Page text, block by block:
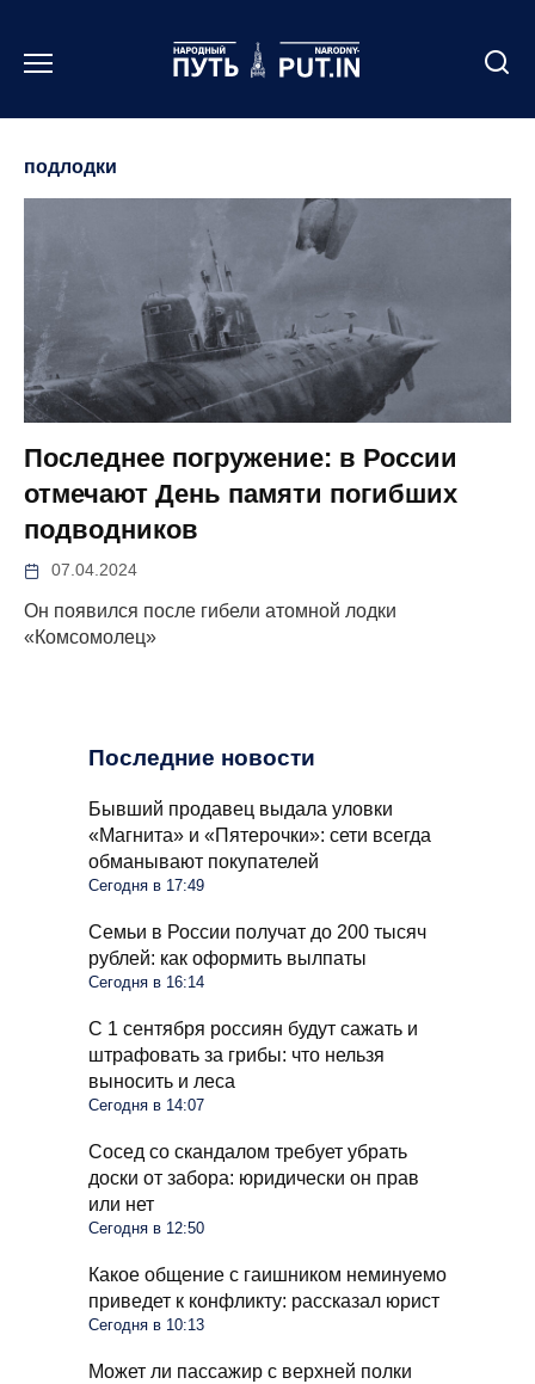
содержанию
подлодки
Последнее погружение: в России
отмечают День памяти погибших
подводников
07.04.2024
Он появился после гибели атомной лодки
«Комсомолец»
Последние новости
Бывший продавец выдала уловки
«Магнита» и «Пятерочки»: сети всегда
обманывают покупателей
Сегодня в 17:49
Семьи в России получат до 200 тысяч
рублей: как оформить вылпаты
Сегодня в 16:14
С 1 сентября россиян будут сажать и
штрафовать за грибы: что нельзя
выносить и леса
Сегодня в 14:07
Сосед со скандалом требует убрать
доски от забора: юридически он прав
или нет
Сегодня в 12:50
Какое общение с гаишником неминуемо
приведет к конфликту: рассказал юрист
Сегодня в 10:13
Может ли пассажир с верхней полки